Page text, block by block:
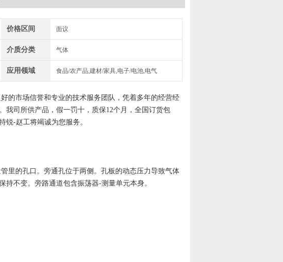
价格区间 面议
介质分类 气体
应用领域 食品/农产品,建材/家具,电子/电池,电气
的市场信誉和专业的技术服务团队，凭着多年的经营经
我司所供产品，假一罚十，质保12个月，全国订货包
锐-赵工将竭诚为您服务。
里的孔口。旁通孔位于两侧。孔板的动态压力导致气体
不变。旁路通道包含振荡器-测量单元本身。